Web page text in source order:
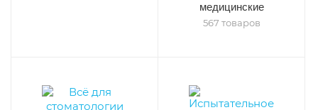
медицинские
567 товаров